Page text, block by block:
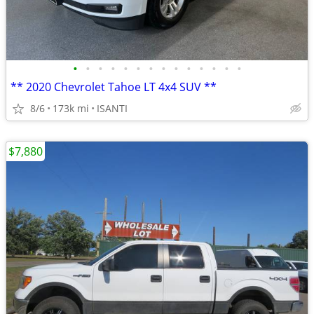
• • • • • • • • • • • • • •
** 2020 Chevrolet Tahoe LT 4x4 SUV **
8/6 173k mi ISANTI
$7,880